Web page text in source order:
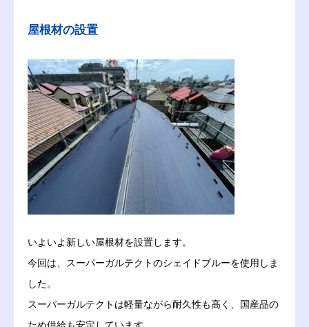
屋根材の設置
いよいよ新しい屋根材を設置します。
今回は、スーパーガルテクトのシェイドブルーを使用しま
した。
スーパーガルテクトは軽量ながら耐久性も高く、国産品の
ため供給も安定しています。